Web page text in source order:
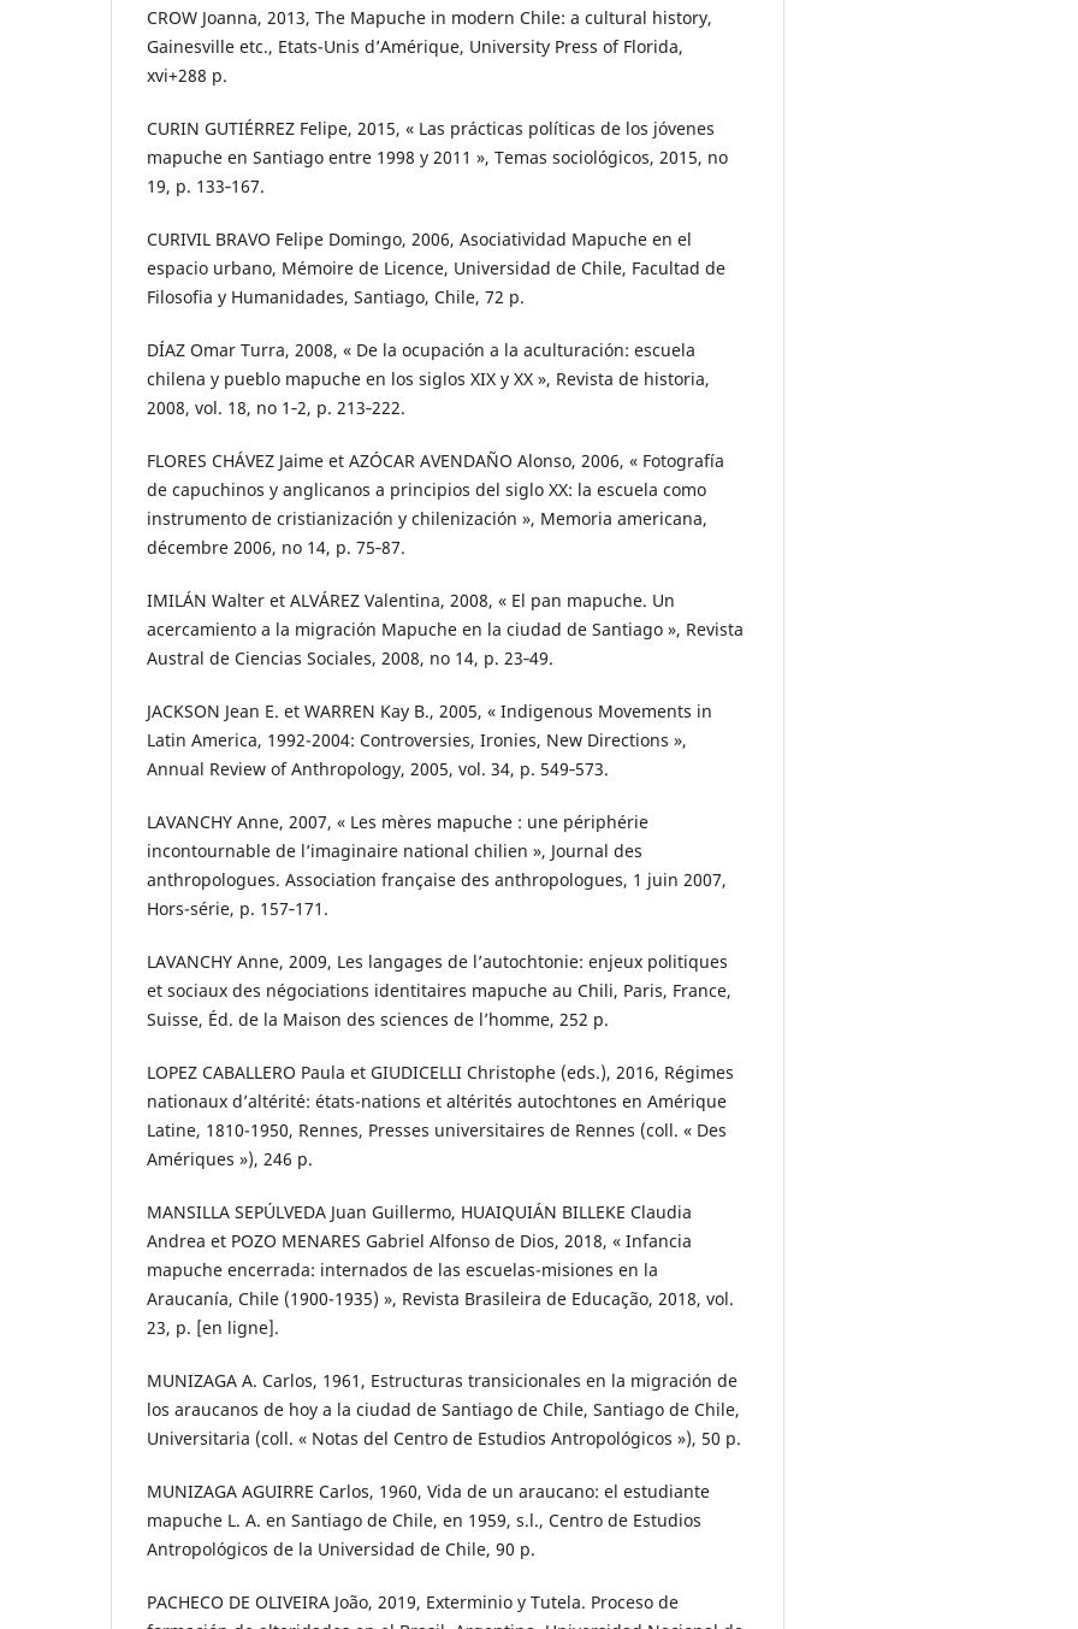
CROW Joanna, 2013, The Mapuche in modern Chile: a cultural history,
Gainesville etc., Etats-Unis d’Amérique, University Press of Florida,
xvi+288 p.
CURIN GUTIÉRREZ Felipe, 2015, « Las prácticas políticas de los jóvenes
mapuche en Santiago entre 1998 y 2011 », Temas sociológicos, 2015, no
19, p. 133‑167.
CURIVIL BRAVO Felipe Domingo, 2006, Asociatividad Mapuche en el
espacio urbano, Mémoire de Licence, Universidad de Chile, Facultad de
Filosofia y Humanidades, Santiago, Chile, 72 p.
DÍAZ Omar Turra, 2008, « De la ocupación a la aculturación: escuela
chilena y pueblo mapuche en los siglos XIX y XX », Revista de historia,
2008, vol. 18, no 1‑2, p. 213‑222.
FLORES CHÁVEZ Jaime et AZÓCAR AVENDAÑO Alonso, 2006, « Fotografía
de capuchinos y anglicanos a principios del siglo XX: la escuela como
instrumento de cristianización y chilenización », Memoria americana,
décembre 2006, no 14, p. 75‑87.
IMILÁN Walter et ALVÁREZ Valentina, 2008, « El pan mapuche. Un
acercamiento a la migración Mapuche en la ciudad de Santiago », Revista
Austral de Ciencias Sociales, 2008, no 14, p. 23‑49.
JACKSON Jean E. et WARREN Kay B., 2005, « Indigenous Movements in
Latin America, 1992-2004: Controversies, Ironies, New Directions »,
Annual Review of Anthropology, 2005, vol. 34, p. 549‑573.
LAVANCHY Anne, 2007, « Les mères mapuche : une périphérie
incontournable de l’imaginaire national chilien », Journal des
anthropologues. Association française des anthropologues, 1 juin 2007,
Hors-série, p. 157‑171.
LAVANCHY Anne, 2009, Les langages de l’autochtonie: enjeux politiques
et sociaux des négociations identitaires mapuche au Chili, Paris, France,
Suisse, Éd. de la Maison des sciences de l’homme, 252 p.
LOPEZ CABALLERO Paula et GIUDICELLI Christophe (eds.), 2016, Régimes
nationaux d’altérité: états-nations et altérités autochtones en Amérique
Latine, 1810-1950, Rennes, Presses universitaires de Rennes (coll. « Des
Amériques »), 246 p.
MANSILLA SEPÚLVEDA Juan Guillermo, HUAIQUIÁN BILLEKE Claudia
Andrea et POZO MENARES Gabriel Alfonso de Dios, 2018, « Infancia
mapuche encerrada: internados de las escuelas-misiones en la
Araucanía, Chile (1900-1935) », Revista Brasileira de Educação, 2018, vol.
23, p. [en ligne].
MUNIZAGA A. Carlos, 1961, Estructuras transicionales en la migración de
los araucanos de hoy a la ciudad de Santiago de Chile, Santiago de Chile,
Universitaria (coll. « Notas del Centro de Estudios Antropológicos »), 50 p.
MUNIZAGA AGUIRRE Carlos, 1960, Vida de un araucano: el estudiante
mapuche L. A. en Santiago de Chile, en 1959, s.l., Centro de Estudios
Antropológicos de la Universidad de Chile, 90 p.
PACHECO DE OLIVEIRA João, 2019, Exterminio y Tutela. Proceso de